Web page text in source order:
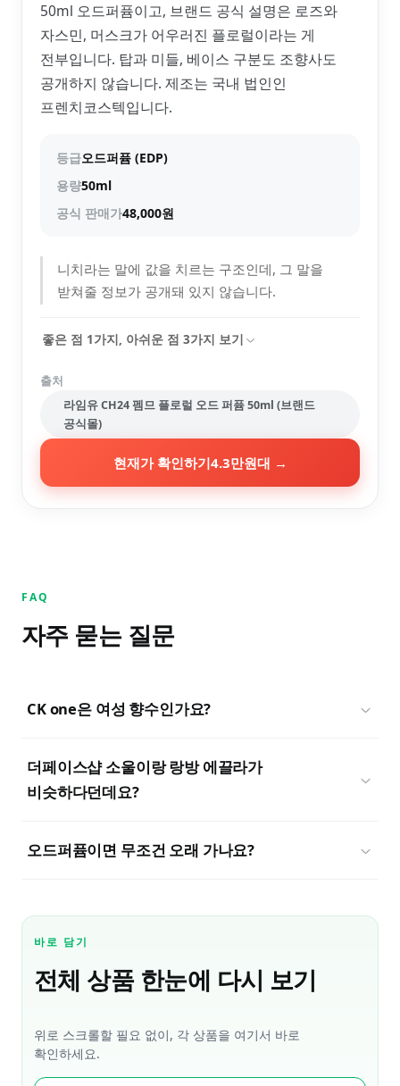
50ml 오드퍼퓸이고, 브랜드 공식 설명은 로즈와
자스민, 머스크가 어우러진 플로럴이라는 게
전부입니다. 탑과 미들, 베이스 구분도 조향사도
공개하지 않습니다. 제조는 국내 법인인
프렌치코스텍입니다.
등급오드퍼퓸 (EDP)
용량50ml
공식 판매가48,000원
니치라는 말에 값을 치르는 구조인데, 그 말을
받쳐줄 정보가 공개돼 있지 않습니다.
좋은 점 1가지, 아쉬운 점 3가지 보기
출처
라임유 CH24 펨므 플로럴 오드 퍼퓸 50ml (브랜드
공식몰)
현재가 확인하기4.3만원대 →
FAQ
자주 묻는 질문
CK one은 여성 향수인가요?
더페이스샵 소울이랑 랑방 에끌라가
비슷하다던데요?
오드퍼퓸이면 무조건 오래 가나요?
바로 담기
전체 상품 한눈에 다시 보기
위로 스크롤할 필요 없이, 각 상품을 여기서 바로
확인하세요.